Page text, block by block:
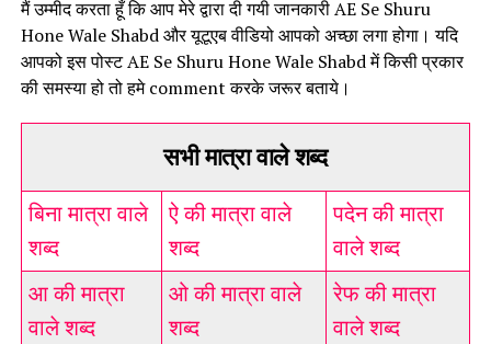
मैं उम्मीद करता हूँ कि आप मेरे द्वारा दी गयी जानकारी AE Se Shuru
Hone Wale Shabd और यूटूएब वीडियो आपको अच्छा लगा होगा। यदि
आपको इस पोस्ट AE Se Shuru Hone Wale Shabd में किसी प्रकार
की समस्या हो तो हमे comment करके जरूर बताये।
सभी मात्रा वाले शब्द
बिना मात्रा वाले
शब्द
ऐ की मात्रा वाले
शब्द
पदेन की मात्रा
वाले शब्द
आ की मात्रा
वाले शब्द
ओ की मात्रा वाले
शब्द
रेफ की मात्रा
वाले शब्द